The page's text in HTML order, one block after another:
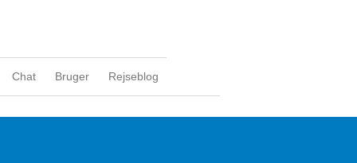
Chat Bruger Rejseblog